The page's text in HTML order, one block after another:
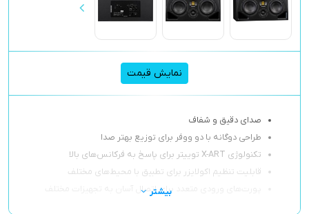
نمایش قیمت
صدای دقیق و شفاف
طراحی دوگانه با دو ووفر برای توزیع بهتر صدا
تکنولوژی X-ART توییتر برای پاسخ به فرکانس‌های بالا
قابلیت تنظیم اکولایزر برای تطبیق با محیط‌های مختلف
پورت‌های ورودی متعدد برای اتصال آسان به تجهیزات مختلف
بیشتر